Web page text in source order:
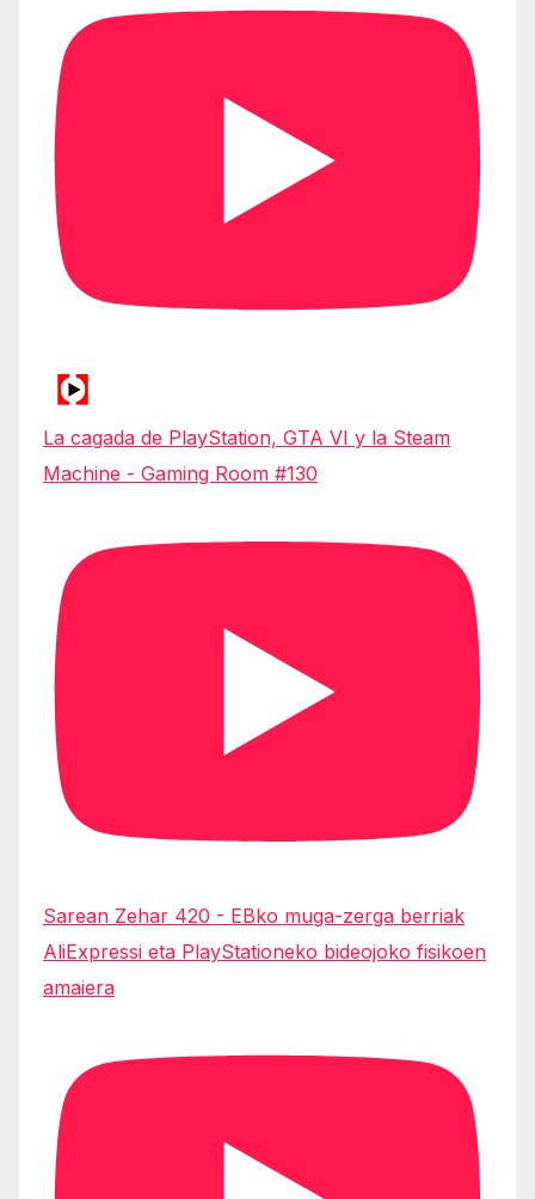
La cagada de PlayStation, GTA VI y la Steam
Machine - Gaming Room #130
Sarean Zehar 420 - EBko muga-zerga berriak
AliExpressi eta PlayStationeko bideojoko fisikoen
amaiera